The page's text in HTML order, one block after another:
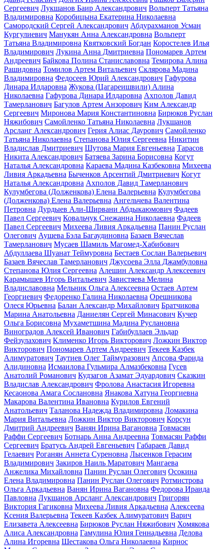
Сергеевич Лукшанов Баир Александрович Вольперт Татьяна
Владимировна Коробицына Екатерина Николаевна
Самородский Сергей Александрович Абдурахманов Усман
Кургулиевич Манукян Анна Александровна Вольперт
Татьяна Владимировна Квятковский Богдан Коростелев Илья
Владимирович Лукина Анна Дмитриевна Пономарев Артем
Андреевич Байкова Полина Станиславовна Темирова Алина
Рашидовна Томилов Артем Витальевич Склярова Мадина
Владимировна Федосеев Юрий Александрович Гафурова
Динара Илдаровна Жукова (Цагареишвили) Алина
Николаевна Гафурова Динара Илдаровна Ахполов Давид
Тамерланович Багулов Артем Анзорович Ким Александр
Сергеевич Миронова Мария Константиновна Бирюков Руслан
Няжибович Самойленко Татьяна Николаевна Лукшанов
Арсланг Александрович Герия Алиас Даурович Самойленко
Татьяна Николаевна Степанова Юлия Сергеевна Никитин
Владислав Дмитриевич Шутова Мария Евгеньевна Тарасов
Никита Александрович Батяева Зарина Борисовна Когут
Наталья Александровна Караева Мадина Казбековна Михеева
Ливия Аркадьевна Быченков Арсентий Дмитриевич Когут
Наталья Александровна Ахполов Давид Тамерланович
Кулумбегова (Долженкова) Елена Валерьевна Кулумбегова
(Долженкова) Елена Валерьевна Ангельчева Валентина
Петровна Дурдыев Али-Ширвани Абдыкаюмович Фадеев
Павел Сергеевич Ковальчук Снежанна Николаевна Фадеев
Павел Сергеевич Михеева Ливия Аркадьевна Панин Руслан
Олегович Аушева Бэла Багаудиновна Базаев Вячеслав
Тамерланович Мусаев Шамиль Магомед-Хабибович
Абдуллаева Шуанат Теймуровна Бестаев Сослан Валерьевич
Базаев Вячеслав Тамерланович Джусоева Элла Джамбуловна
Степанова Юлия Сергеевна Алешин Александр Алексеевич
Карамышев Игорь Витальевич Завистяева Мелина
Владиславовна Мельник Ольга Алексеевна Остаев Артем
Георгиевич Федоренко Галина Николаевна Орешникова
Олеся Юрьевна Балан Александр Михайлович Братчикова
Марина Анатольевна Даниелян Сергей Минасович Кучер
Ольга Борисовна Мухаметшина Мадина Руслановна
Виноградов Алексей Иванович Габибуллаев Эльдар
Фейзулахович Клименко Игорь Викторович Ложкин Виктор
Викторович Пономарев Артем Андреевич Текеев Казбек
Алимуратович Таутиев Олег Таймуразович Апсова Фарида
Алидиновна Исмаилова Гульмира Алмазбековна Гусев
Анатолий Романович Кудзагов Азамат Эдуардович Сказкин
Владислав Александрович Фролова Анастасия Игоревна
Кесаонова Амага Сослановна Янакова Хатуна Георгиевна
Макарова Валентина Ивановна Курилов Евгений
Анатольевич Таланова Надежда Владимировна Ломакина
Мария Витальевна Ложкин Виктор Викторович Корсун
Дмитрий Андреевич Ванян Ирина Вагановна Товмасян
Раффи Сергеевич Ботнарь Анна Андреевна Товмасян Раффи
Сергеевич Братусь Андрей Евгеньевич Габараев Давид
Гелаевич Роганян Аннета Суреновна Лысенков Герасим
Владимирович Закиров Наиль Маратович Мангаева
Анжелика Михайловна Панин Руслан Олегович Осокина
Елена Владимировна Панин Руслан Олегович Ротмистрова
Ольга Аркадьевна Ванян Ирина Вагановна Федорова Ираида
Павловна Лукшанов Арсланг Александрович Григорян
Виктория Гагиковна Михеева Ливия Аркадьевна Алексеева
Ксения Валерьевна Текеев Казбек Алимуратович Варич
Елизавета Алексеевна Бирюков Руслан Няжибович Хомякова
Алиса Александровна Гамулина Юлия Геннадьевна Делова
Алина Игоревна Шестакова Ольга Николаевна Кирнос